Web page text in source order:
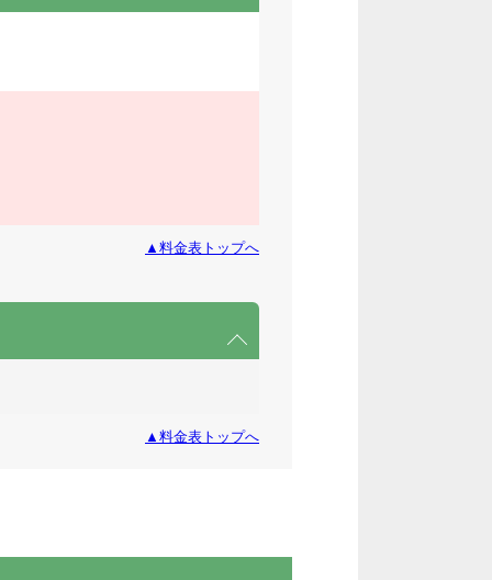
▲料金表トップへ
▲料金表トップへ